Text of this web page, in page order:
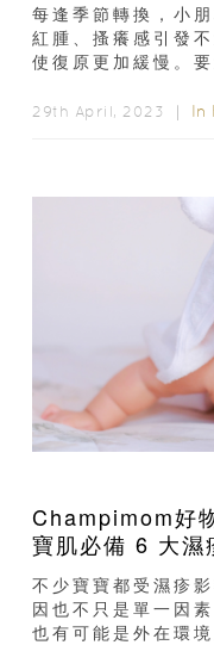
每逢季節轉換，小
紅腫、搔癢感引發
使復原更加緩慢。
29th April, 2023 ｜ In
Champimom好
寶肌必備 6 大濕
不少寶寶都受濕疹
因也不只是單一因
也有可能是外在環